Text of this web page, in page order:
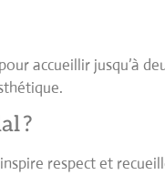
accueillir jusqu’à
?
respect et